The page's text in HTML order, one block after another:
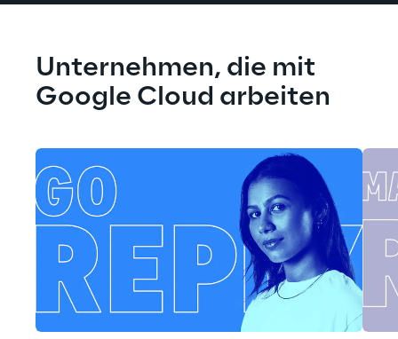
Unternehmen, die mit
Google Cloud arbeiten